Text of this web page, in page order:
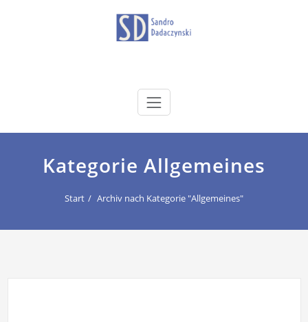
dadaczynski.de
Kategorie Allgemeines
Start Archiv nach Kategorie "Allgemeines"